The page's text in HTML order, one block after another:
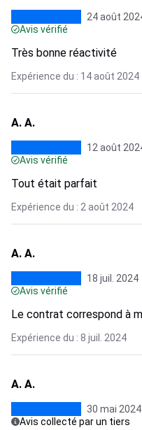
24 août
Avis vérifié
Très bonne réactivité
Expérience du : 14 août 2024
A. A.
12 août
Avis vérifié
Tout était parfait
Expérience du : 2 août 2024
A. A.
18 juil. 2024
Avis vérifié
Le contrat correspond à
Expérience du : 8 juil. 2024
A. A.
30 mai 2024
Avis collecté par un tiers